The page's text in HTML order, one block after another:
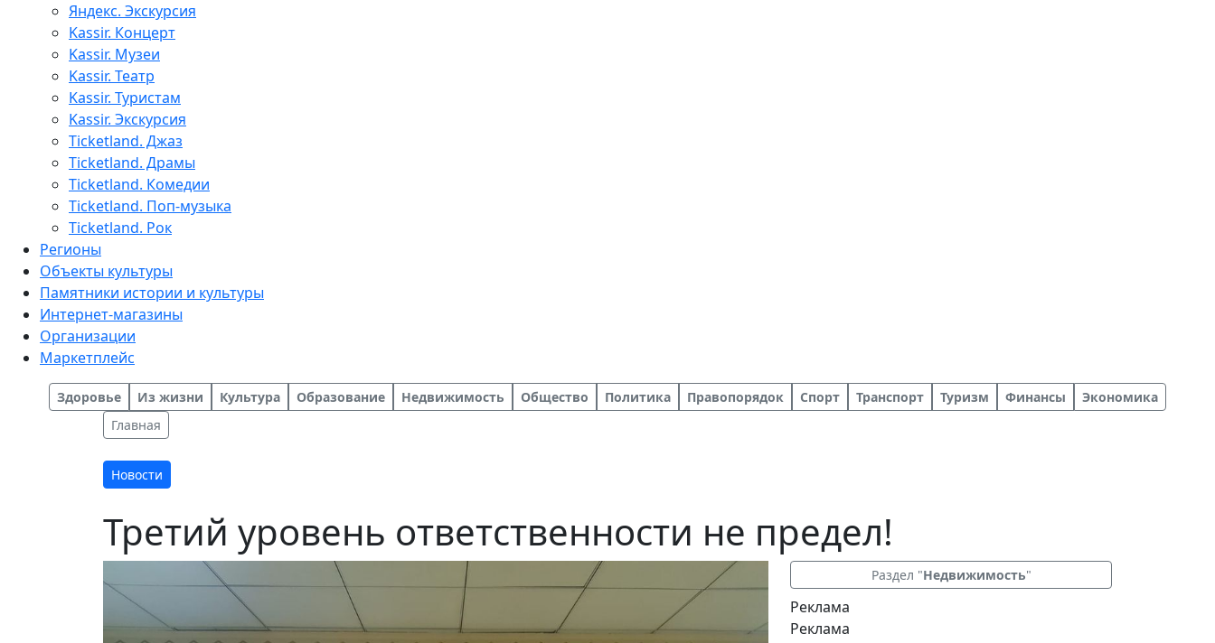
Яндекс. Экскурсия
Kassir. Концерт
Kassir. Музеи
Kassir. Театр
Kassir. Туристам
Kassir. Экскурсия
Ticketland. Джаз
Ticketland. Драмы
Ticketland. Комедии
Ticketland. Поп-музыка
Ticketland. Рок
Регионы
Объекты культуры
Памятники истории и культуры
Интернет-магазины
Организации
Маркетплейс
Здоровье Из жизни Культура Образование Недвижимость Общество Политика Правопорядок Спорт Транспорт Туризм Финансы
Экономика
Главная
Новости
Третий уровень ответственности не предел!
Раздел "Недвижимость"
Реклама
Реклама